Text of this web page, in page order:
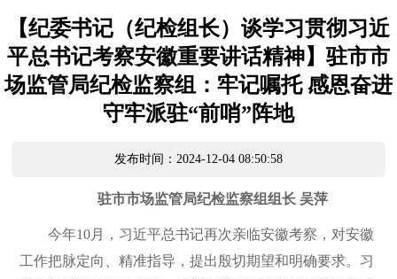
【纪委书记（纪检组长）谈学习贯彻习近
平总书记考察安徽重要讲话精神】驻市市
场监管局纪检监察组：牢记嘱托 感恩奋进
守牢派驻“前哨”阵地
发布时间：2024-12-04 08:50:58
驻市市场监管局纪检监察组组长 吴萍
今年10月，习近平总书记再次亲临安徽考察，对安徽
工作把脉定向、精准指导，提出殷切期望和明确要求。习